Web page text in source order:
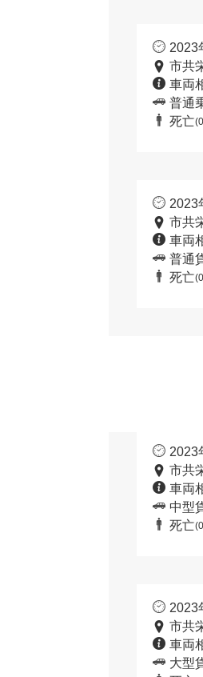
2023
市共
車両
普通
死亡
2023
市共
車両
普通
死亡
2023
市共
車両
中型
死亡
2023
市共
車両
大型